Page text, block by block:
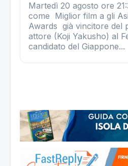
Martedì 20 agosto ore
come Miglior film a gli
Awards già vincitore del
attore (Koji Yakusho) al
candidato del Giappone...